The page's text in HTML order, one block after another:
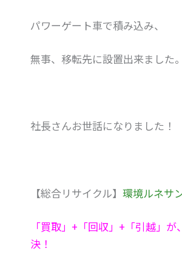
パワーゲート車で積み込み、
無事、移転先に設置出来ました。
社長さんお世話になりました！
【総合リサイクル】 環境ルネサ
「買取」+「回収」+「引越」が
決！